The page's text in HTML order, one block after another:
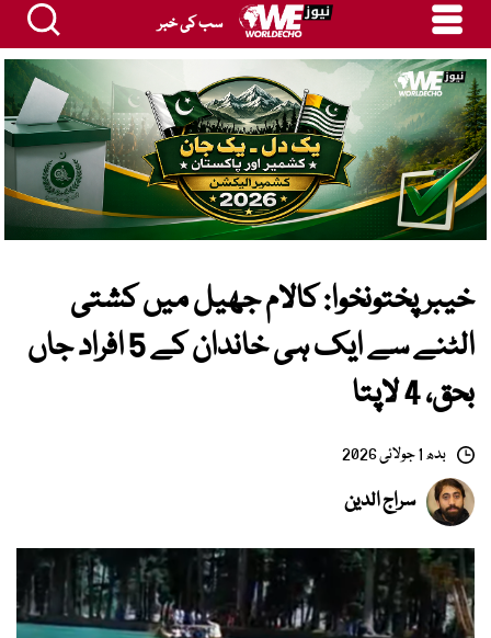
سب کی خبر
خیبر پختونخوا: کالام جھیل میں کشتی
الٹنے سے ایک ہی خاندان کے 5 افراد جاں
بحق، 4 لاپتا
بدھ 1 جولائی 2026
سراج الدین